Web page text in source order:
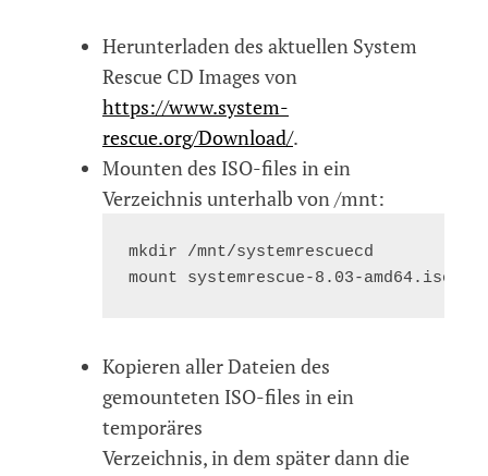
Herunterladen des aktuellen System
Rescue CD Images von
https://www.system-
rescue.org/Download/.
Mounten des ISO-files in ein
Verzeichnis unterhalb von /mnt:
mkdir /mnt/systemrescuecd
Kopieren aller Dateien des
gemounteten ISO-files in ein
temporäres
Verzeichnis, in dem später dann die